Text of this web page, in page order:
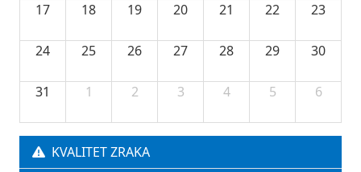
17 18 19 20 21 22 23
24 25 26 27 28 29 30
31 1 2 3 4 5 6
KVALITET ZRAKA